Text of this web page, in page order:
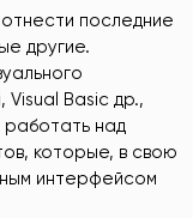
последние
другие.
Visual Basic др.,
над
которые, в свою
интерфейсом